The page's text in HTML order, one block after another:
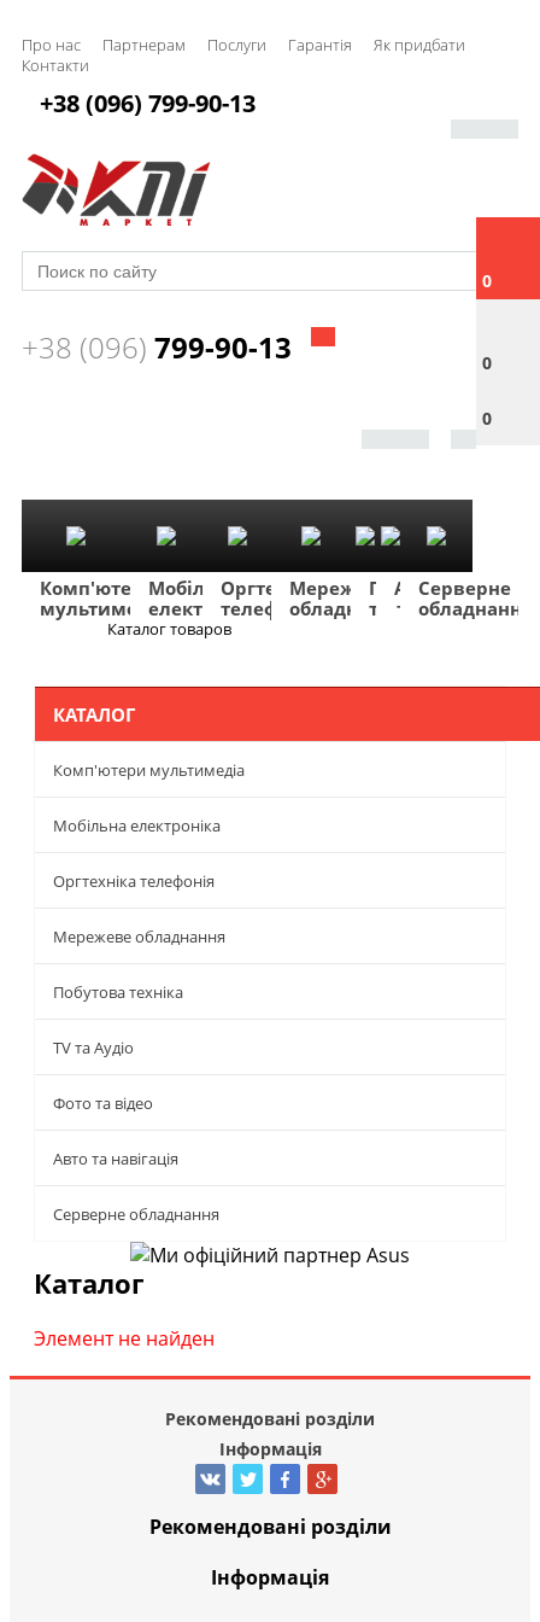
Про нас Партнерам Послуги Гарантія
Як придбати
Контакти
0
0
0
+38 (096) 799-90-13
+38 (096) 799-90-13
Комп'ютери
мультимедіа
Мобільна
електроніка
Оргтехніка
телефонія
Мережеве
обладнання
Побутова
техніка
TV
та
Фото
та
Авто
та
Серверне
обладнання
Каталог товаров
КАТАЛОГ
Комп'ютери мультимедіа
Мобільна електроніка
Оргтехніка телефонія
Мережеве обладнання
Побутова техніка
TV та Аудіо
Фото та відео
Авто та навігація
Серверне обладнання
Каталог
Элемент не найден
Рекомендовані розділи
Інформація
Рекомендовані розділи
Інформація